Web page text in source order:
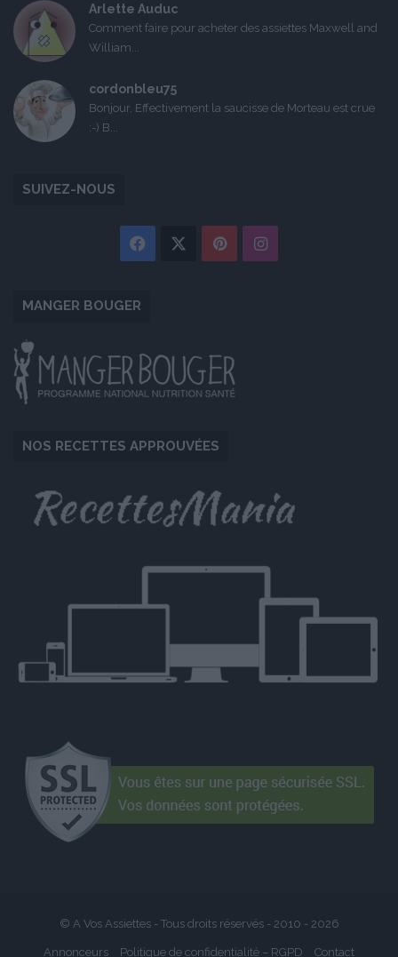
Arlette Auduc
Comment faire pour acheter des assiettes Maxwell and
William...
cordonbleu75
Bonjour, Effectivement la saucisse de Morteau est crue
:-) B...
SUIVEZ-NOUS
Facebook PinterestInstagram
MANGER BOUGER
NOS RECETTES APPROUVÉES
© A Vos Assiettes - Tous droits réservés - 2010 - 2026
Annonceurs Politique de confidentialité – RGPD Contact